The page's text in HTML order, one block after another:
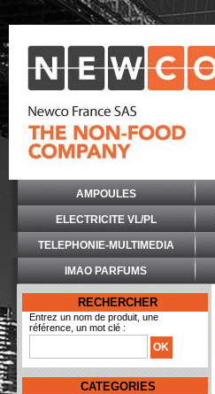
AMPOULES
ELECTRICITE VL/PL
TELEPHONIE-MULTIMEDIA
IMAO PARFUMS
RECHERCHER
Entrez un nom de produit, une
référence, un mot clé :
CATEGORIES